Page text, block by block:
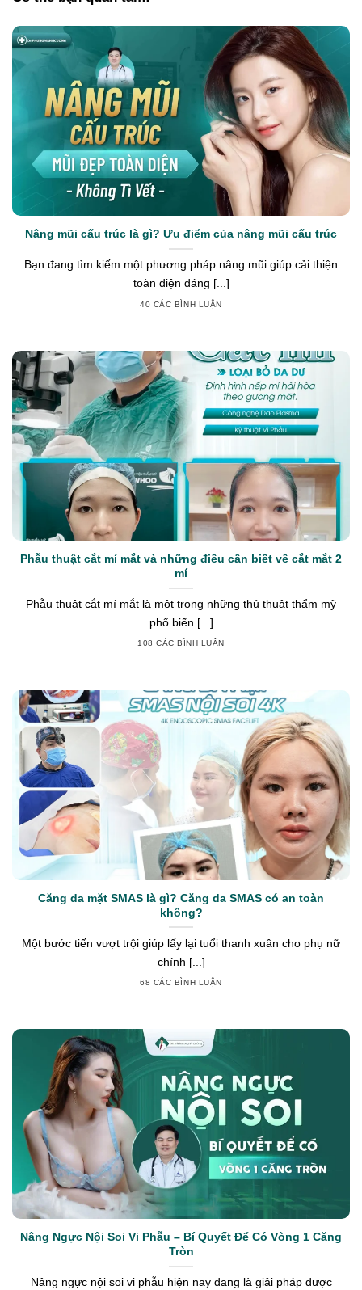
Nâng mũi cấu trúc là gì? Ưu điểm của nâng mũi cấu trúc
Bạn đang tìm kiếm một phương pháp nâng mũi giúp cải thiện
toàn diện dáng [...]
40 CÁC BÌNH LUẬN
Phẫu thuật cắt mí mắt và những điều cần biết về cắt mắt 2
mí
Phẫu thuật cắt mí mắt là một trong những thủ thuật thẩm mỹ
phổ biến [...]
108 CÁC BÌNH LUẬN
Căng da mặt SMAS là gì? Căng da SMAS có an toàn
không?
Một bước tiến vượt trội giúp lấy lại tuổi thanh xuân cho phụ nữ
chính [...]
68 CÁC BÌNH LUẬN
Nâng Ngực Nội Soi Vi Phẫu – Bí Quyết Để Có Vòng 1 Căng
Tròn
Nâng ngực nội soi vi phẫu hiện nay đang là giải pháp được